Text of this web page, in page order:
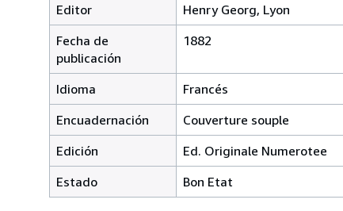
Editor
Henry Georg, Lyon
Fecha de
publicación
1882
Idioma
Francés
Encuadernación
Couverture souple
Edición
Ed. Originale Numerotee
Estado
Bon Etat